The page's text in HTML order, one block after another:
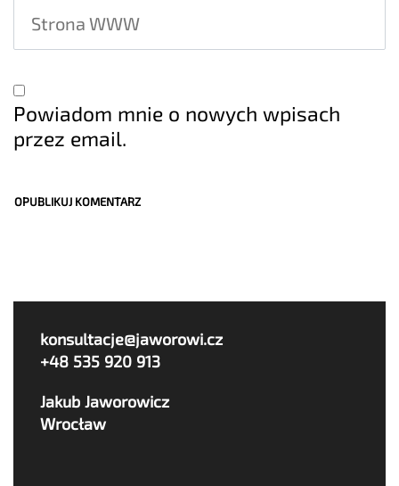
Powiadom mnie o nowych wpisach
przez email.
konsultacje@jaworowi.cz
+48 535 920 913
Jakub Jaworowicz
Wrocław